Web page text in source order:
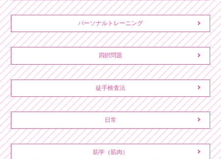
パーソナルトレーニング
四択問題
徒手検査法
日常
筋学（筋肉）